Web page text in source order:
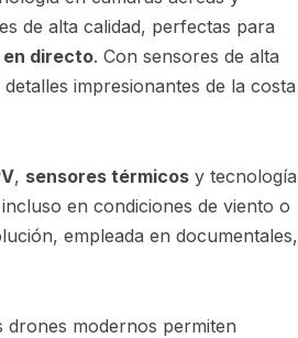
de alta calidad, perfectas para
directo. Con sensores de alta
impresionantes de la costa
, sensores térmicos y tecnología
en condiciones de viento o
empleada en documentales,
drones modernos permiten